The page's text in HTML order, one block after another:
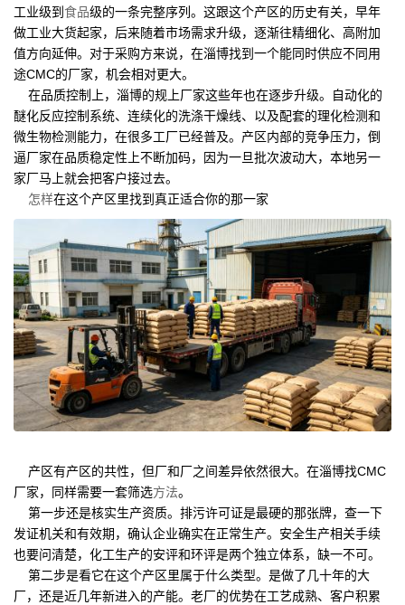
工业级到 食品级的一条完整序列。这跟这个产区的历史有关，早年
做工业大货起家，后来随着市场需求升级，逐渐往精细化、高附加
值方向延伸。对于采购方来说，在淄博找到一个能同时供应不同用
途CMC的厂家，机会相对更大。
在品质控制上，淄博的规上厂家这些年也在逐步升级。自动化的
醚化反应控制系统、连续化的洗涤干燥线、以及配套的理化检测和
微生物检测能力，在很多工厂已经普及。产区内部的竞争压力，倒
逼厂家在品质稳定性上不断加码，因为一旦批次波动大，本地另一
家厂马上就会把客户接过去。
怎样在这个产区里找到真正适合你的那一家
产区有产区的共性，但厂和厂之间差异依然很大。在淄博找CMC
厂家，同样需要一套筛选方法。
第一步还是核实生产资质。排污许可证是最硬的那张牌，查一下
发证机关和有效期，确认企业确实在正常生产。安全生产相关手续
也要问清楚，化工生产的安评和环评是两个独立体系，缺一不可。
第二步是看它在这个产区里属于什么类型。是做了几十年的大
厂，还是近几年新进入的产能。老厂的优势在工艺成熟、客户积累